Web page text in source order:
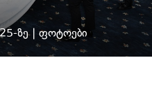
ზე | ფოტოები